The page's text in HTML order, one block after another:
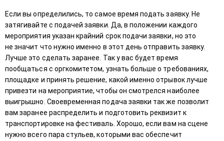
Если вы определились, то самое время подать заявку. Не
затягивайте с подачей заявки. Да, в положении каждого
мероприятия указан крайний срок подачи заявки, но это
не значит что нужно именно в этот день отправить заявку.
Лучше это сделать заранее. Так у вас будет время
пообщаться с оргкомитетом, узнать больше о требованиях,
площадке и принять решение, какой именно отрывок лучше
привезти на мероприятие, чтобы он смотрелся наиболее
выигрышно. Своевременная подача заявки так же позволит
вам заранее распределить и подготовить реквизит к
транспортировке на фестиваль. Хорошо, если вам на сцене
нужно всего пара стульев, которыми вас обеспечит